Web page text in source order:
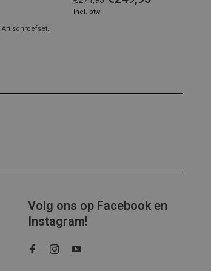
Art schroefset.
Incl. btw
Volg ons op Facebook en
Instagram!